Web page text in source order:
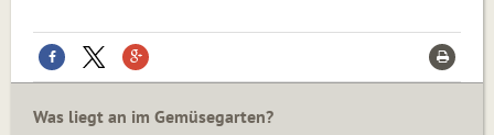
Was liegt an im Gemüsegarten?